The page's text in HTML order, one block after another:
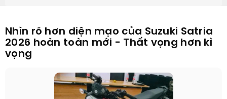
Nhìn rõ hơn diện mạo của Suzuki Satria
2026 hoàn toàn mới - Thất vọng hơn kì
vọng